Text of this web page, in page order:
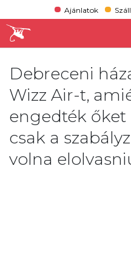
Ajánlatok
Debreceni
Wizz Air-t,
engedték
csak a
volna